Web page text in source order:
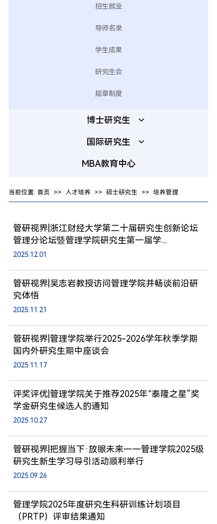
招生就业
导师名录
学生成果
研究生会
规章制度
博士研究生
国际研究生
MBA教育中心
当前位置: 首页 >> 人才培养 >> 硕士研究生 >> 培养管理
管研视界|浙江财经大学第二十届研究生创新论坛
管理分论坛暨管理学院研究生第一届学...
2025.12.01
管研视界|吴志岩教授访问管理学院并畅谈前沿研
究体悟
2025.11.21
管研视界|管理学院举行2025-2026学年秋季学期
国内外研究生期中座谈会
2025.11.17
评奖评优|管理学院关于推荐2025年“泰隆之星”奖
学金研究生候选人的通知
2025.10.27
管研视界|把握当下·放眼未来——管理学院2025级
研究生新生学习导引活动顺利举行
2025.09.26
管理学院2025年度研究生科研训练计划项目
（PRTP）评审结果通知